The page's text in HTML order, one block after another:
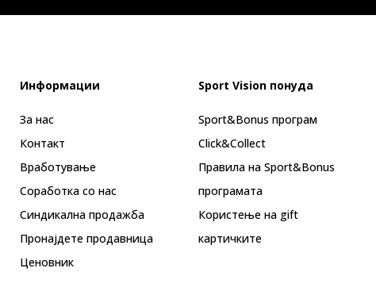
Информации
За нас
Контакт
Вработување
Соработка со нас
Синдикална продажба
Пронајдете продавница
Ценовник
Sport Vision понуда
Sport&Bonus програм
Click&Collect
Правила на Sport&Bonus
програмата
Користење на gift
картичките